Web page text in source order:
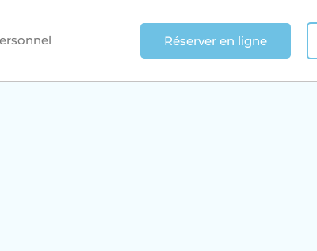
Réserver en ligne